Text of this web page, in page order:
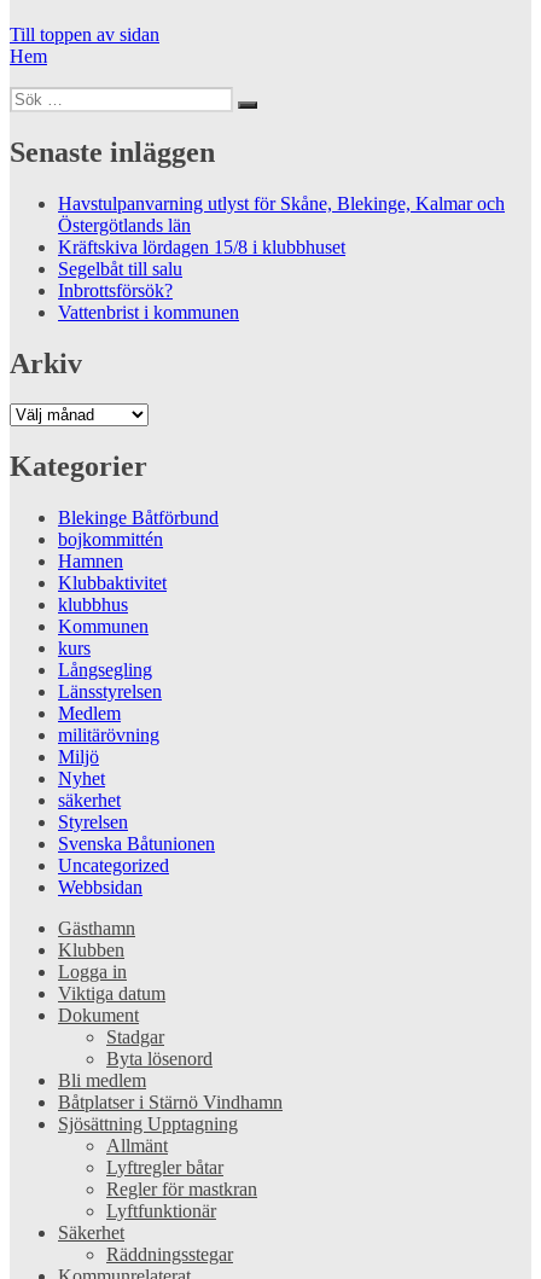
Till toppen av sidan
Hem
Sök
efter:
Sök
Senaste inläggen
Havstulpanvarning utlyst för Skåne, Blekinge, Kalmar och
Östergötlands län
Kräftskiva lördagen 15/8 i klubbhuset
Segelbåt till salu
Inbrottsförsök?
Vattenbrist i kommunen
Arkiv
Arkiv
Kategorier
Blekinge Båtförbund
bojkommittén
Hamnen
Klubbaktivitet
klubbhus
Kommunen
kurs
Långsegling
Länsstyrelsen
Medlem
militärövning
Miljö
Nyhet
säkerhet
Styrelsen
Svenska Båtunionen
Uncategorized
Webbsidan
Gästhamn
Klubben
Logga in
Viktiga datum
Dokument
Stadgar
Byta lösenord
Bli medlem
Båtplatser i Stärnö Vindhamn
Sjösättning Upptagning
Allmänt
Lyftregler båtar
Regler för mastkran
Lyftfunktionär
Säkerhet
Räddningsstegar